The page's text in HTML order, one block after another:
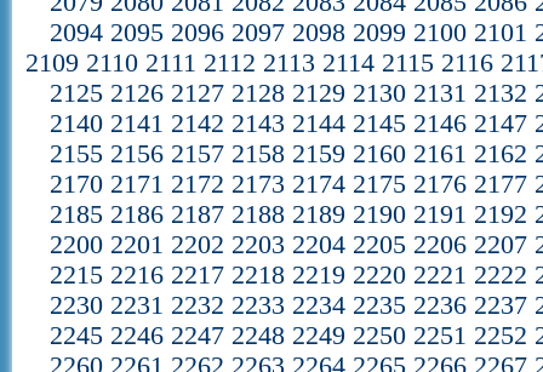
2094 2095 2096 2097 2098 2099 2100 2101
2109 2110 2111 2112 2113 2114 2115 2116
2125 2126 2127 2128 2129 2130 2131 2132
2140 2141 2142 2143 2144 2145 2146 2147
2155 2156 2157 2158 2159 2160 2161 2162
2170 2171 2172 2173 2174 2175 2176 2177
2185 2186 2187 2188 2189 2190 2191 2192
2200 2201 2202 2203 2204 2205 2206 2207
2215 2216 2217 2218 2219 2220 2221 2222
2230 2231 2232 2233 2234 2235 2236 2237
2245 2246 2247 2248 2249 2250 2251 2252
2260 2261 2262 2263 2264 2265 2266 2267